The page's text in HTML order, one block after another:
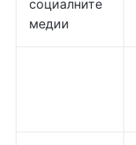
социалните
медии